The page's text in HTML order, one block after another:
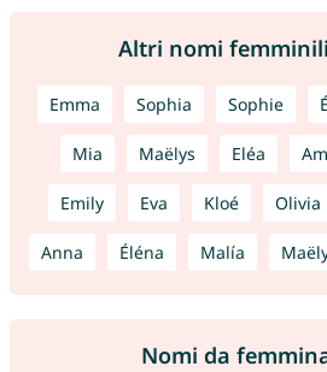
Altri nomi
Emma Sophia Sophie
Mia Maëlys Eléa
Emily Eva Kloé Olivia
Anna Éléna Malía
Nomi da